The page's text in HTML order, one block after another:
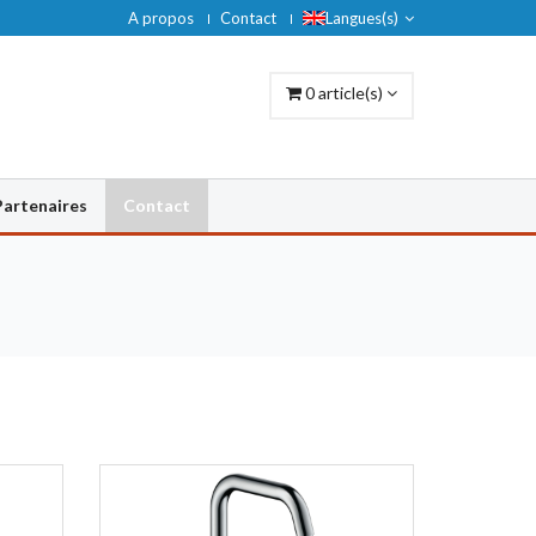
A propos Contact Langues(s)
0article(s)
Contact